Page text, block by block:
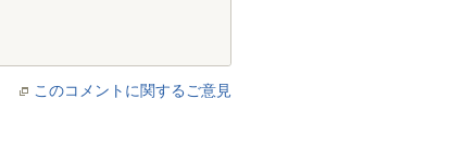
このコメントに関するご意見